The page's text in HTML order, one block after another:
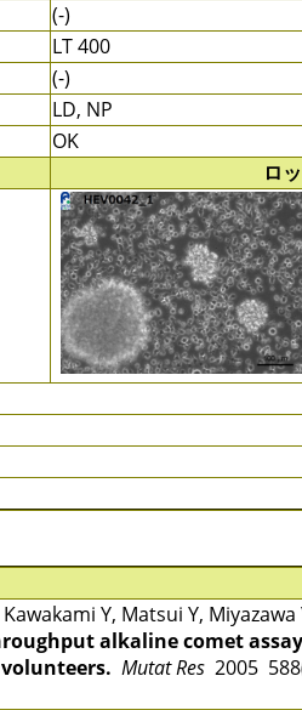
(-)
LT 400
(-)
LD, NP
OK
ロ
Y, Matsui Y,
alkaline comet
Mutat Res 2005